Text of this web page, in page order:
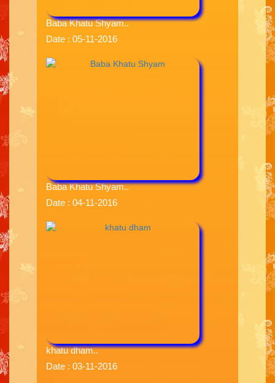
Baba Khatu Shyam..
Date : 05-11-2016
Baba Khatu Shyam..
Date : 04-11-2016
khatu dham..
Date : 03-11-2016